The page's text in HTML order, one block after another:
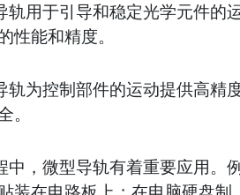
用于引导和稳定光学元件的
性能和精度。
为控制部件的运动提供高精
。
，微型导轨有着重要应用。例